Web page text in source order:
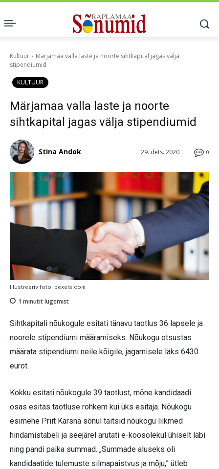
Kultuur
Märjamaa valla laste ja noorte sihtkapital jagas välja
stipendiumid
KULTUUR
Märjamaa valla laste ja noorte
sihtkapital jagas välja stipendiumid
0
29. dets. 2020
Stina Andok
Illustreeriv foto: pexels.com
1 minutit lugemist
Sihtkapitali nõukogule esitati tänavu taotlus 36 lapsele ja
noorele stipendiumi määramiseks. Nõukogu otsustas
määrata stipendiumi neile kõigile, jagamisele läks 6430
eurot.
Kokku esitati nõukogule 39 taotlust, mõne kandidaadi
osas esitas taotluse rohkem kui üks esitaja. Nõukogu
esimehe Priit Kärsna sõnul täitsid nõukogu liikmed
hindamistabeli ja seejärel arutati e-koosolekul ühiselt läbi
ning pandi paika summad. „Summade aluseks oli
kandidaatide tulemuste silmapaistvus ja mõju,” ütleb